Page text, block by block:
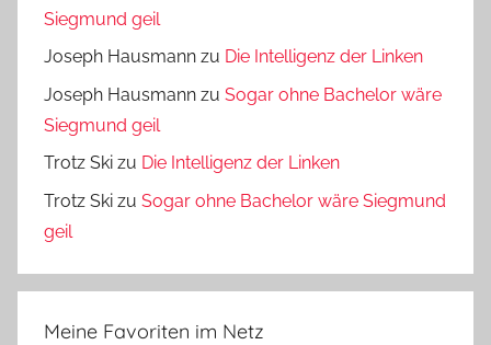
Siegmund geil
Joseph Hausmann zu Die Intelligenz der Linken
Joseph Hausmann zu Sogar ohne Bachelor wäre
Siegmund geil
Trotz Ski zu Die Intelligenz der Linken
Trotz Ski zu Sogar ohne Bachelor wäre Siegmund
geil
Meine Favoriten im Netz